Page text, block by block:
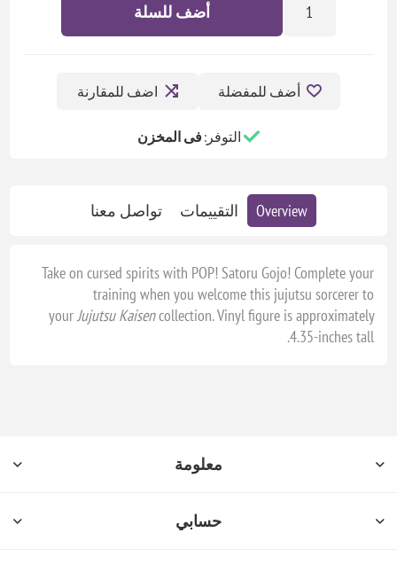
أضف للسلة
أضف للمفضلة اضف للمقارنة
التوفر:فى المخزن
Overview التقييمات تواصل معنا
Take on cursed spirits with POP! Satoru Gojo! Complete your
training when you welcome this jujutsu sorcerer to
yourJujutsu Kaisencollection. Vinyl figure is approximately
4.35-inches tall.
معلومة
حسابي